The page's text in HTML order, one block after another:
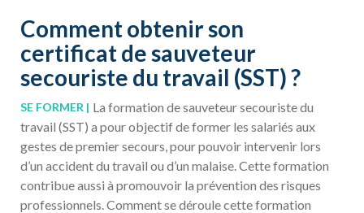
Comment obtenir son
certificat de sauveteur
secouriste du travail (SST) ?
SE FORMER
La formation de sauveteur secouriste du
travail (SST) a pour objectif de former les salariés aux
gestes de premier secours, pour pouvoir intervenir lors
d’un accident du travail ou d’un malaise. Cette formation
contribue aussi à promouvoir la prévention des risques
professionnels. Comment se déroule cette formation